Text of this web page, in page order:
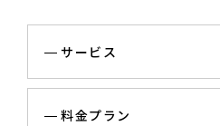
サービス
料金プラン